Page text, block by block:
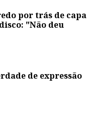
por trás de capa
"Não deu
de expressão